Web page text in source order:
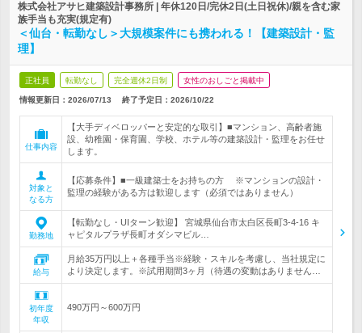
株式会社アサヒ建築設計事務所 | 年休120日/完休2日(土日祝休)/親を含む家
族手当も充実(規定有)
＜仙台・転勤なし＞大規模案件にも携われる！【建築設計・監
理】
正社員 転勤なし 完全週休2日制 女性のおしごと掲載中
情報更新日：2026/07/13 終了予定日： 2026/10/22
仕事内容
【大手ディベロッパーと安定的な取引】■マンション、高齢者施
設、幼稚園・保育園、学校、ホテル等の建築設計・監理をお任せ
します。
対象と
なる方
【応募条件】■一級建築士をお持ちの方 ※マンションの設計・
監理の経験がある方は歓迎します（必須ではありません）
勤務地
【転勤なし・UIターン歓迎】 宮城県仙台市太白区長町3-4-16 キ
ャピタルプラザ長町オダシマビル…
給与
月給35万円以上＋各種手当※経験・スキルを考慮し、当社規定に
より決定します。※試用期間3ヶ月（待遇の変動はありません…
初年度
年収
490万円～600万円